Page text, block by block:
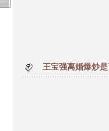
王宝强离婚爆炒